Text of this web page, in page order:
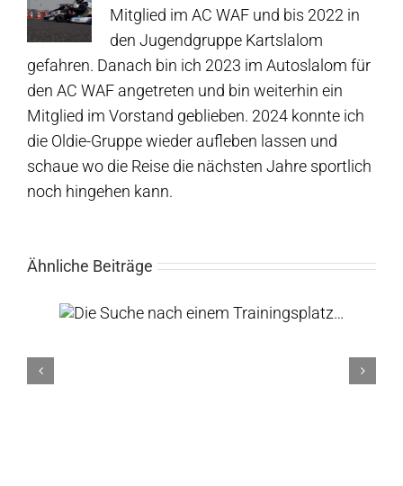
Mitglied im AC WAF und bis 2022 in
den Jugendgruppe Kartslalom
gefahren. Danach bin ich 2023 im Autoslalom für
den AC WAF angetreten und bin weiterhin ein
Mitglied im Vorstand geblieben. 2024 konnte ich
die Oldie-Gruppe wieder aufleben lassen und
schaue wo die Reise die nächsten Jahre sportlich
noch hingehen kann.
Ähnliche Beiträge